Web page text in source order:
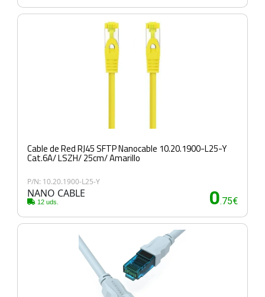
Cable de Red RJ45 SFTP Nanocable 10.20.1900-L25-Y
Cat.6A/ LSZH/ 25cm/ Amarillo
P/N: 10.20.1900-L25-Y
NANO CABLE
12 uds. 0.75€